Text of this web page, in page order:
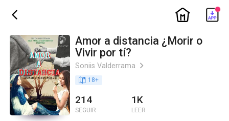
ic_back ic_home
Amor a distancia ¿Morir o
Vivir por tí?
Soniis Valderrama ic_arrow_right
book_age 18+
214
SEGUIR
1K
LEER